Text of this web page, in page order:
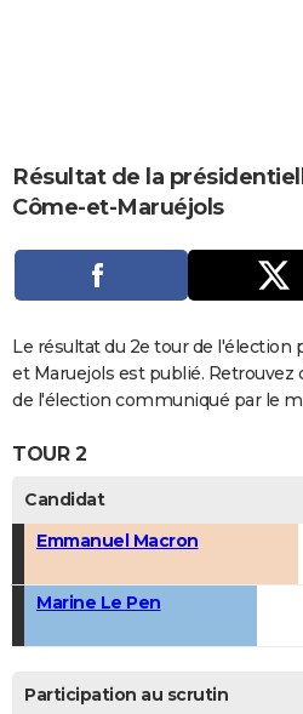
CARTE DE VOEUX
Carte de Noël
Carte Bonne année
Carte Saint-Valentin
Carte Pâques
Carte d'anniversaire
Dictionnaire
Biographies
Expressions
Proverbes
PROGRAMME TV
S'inscrire
Se connecter
Lycées
Collèges
Primaires
Universités
Entreprises
Service militaire
Avis de recherche
AVIS DE DÉCÈS
Bricolage
Lifestyle
Culture
Sport
Auto
Television
Voyage
Cinema
Résultat de la
Côme-et-Maruéjols
Le résultat du 2e tour de l'élection
et Maruejols est publié. Retrouvez
de l'élection communiqué par le
TOUR 2
Candidat
Emmanuel Macron
Marine Le Pen
Participation au scrutin